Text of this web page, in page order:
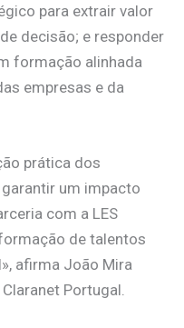
para extrair valor
decisão; e responder
formação alinhada
empresas e da
prática dos
um impacto
com a LES
de talentos
afirma João Mira
Portugal.